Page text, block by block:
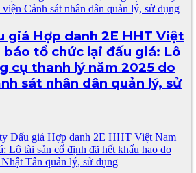
giá Hợp danh 2E HHT Việt
báo tổ chức lại đấu giá: Lô
cụ thanh lý năm 2025 do
sát nhân dân quản lý, sử